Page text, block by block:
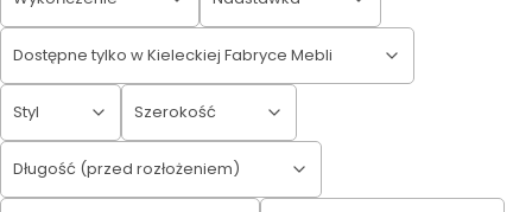
Dostępne tylko w Kieleckiej Fabryce Mebli
Styl Szerokość
Długość (przed rozłożeniem)